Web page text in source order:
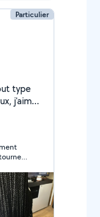
Particulier
type
j'aime